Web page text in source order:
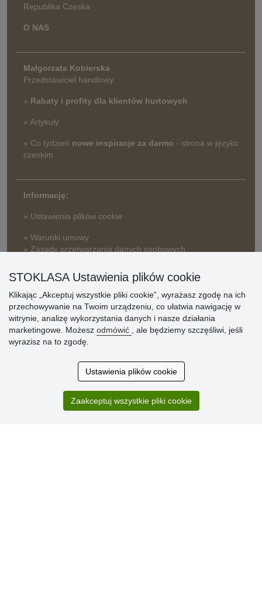
Republika Czeska
O NAS
Małgorzata Kobierska
Przedstawiciel handlowy
» Rabaty i profity dla klientów hurtowych
» Artykuły
» Co tydzień nowe inspiracje za darmo - strona w języku
czeskim
Informację:
» Ustawienia plików cookie
» Warunki umowy
» Zasady przetwarzania danych osobowych
» Reklamacje
» Dlaczego należy się zarejestrować?
» Najczęściej zadawane pytania
Zakup przebiegł sprawnie. Jestem
zadowolona. Polecam.
STOKLASA Ustawienia plików cookie
Klikając „Akceptuj wszystkie pliki cookie”, wyrażasz zgodę na ich
przechowywanie na Twoim urządzeniu, co ułatwia nawigację w
witrynie, analizę wykorzystania danych i nasze działania
marketingowe. Możesz odmówić
, ale będziemy szczęśliwi, jeśli
wyrazisz na to zgodę.
Ustawienia plików cookie
Zaakceptuj wszystkie pliki cookie